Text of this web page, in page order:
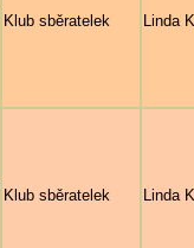
Klub sběratelek Linda
Klub sběratelek Linda